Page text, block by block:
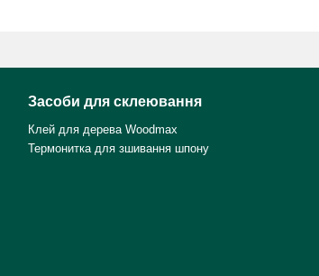
Засоби для склеювання
Клей для дерева Woodmax
Термонитка для зшивання шпону